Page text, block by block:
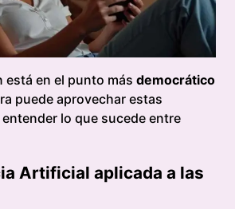
está en el punto más democrático
puede aprovechar estas
lo que sucede entre
Artificial aplicada a las